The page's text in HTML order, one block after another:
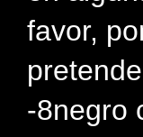
favor,
-8negro